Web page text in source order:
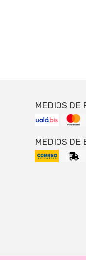
MEDIOS DE
MEDIOS DE